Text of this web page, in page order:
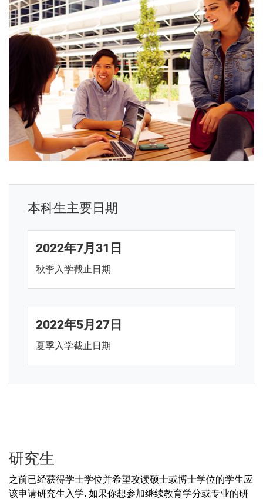
本科生主要日期
2022年7月31日
秋季入学截止日期
2022年5月27日
夏季入学截止日期
研究生
之前已经获得学士学位并希望攻读硕士或博士学位的学生应
该申请研究生入学. 如果你想参加继续教育学分或专业的研